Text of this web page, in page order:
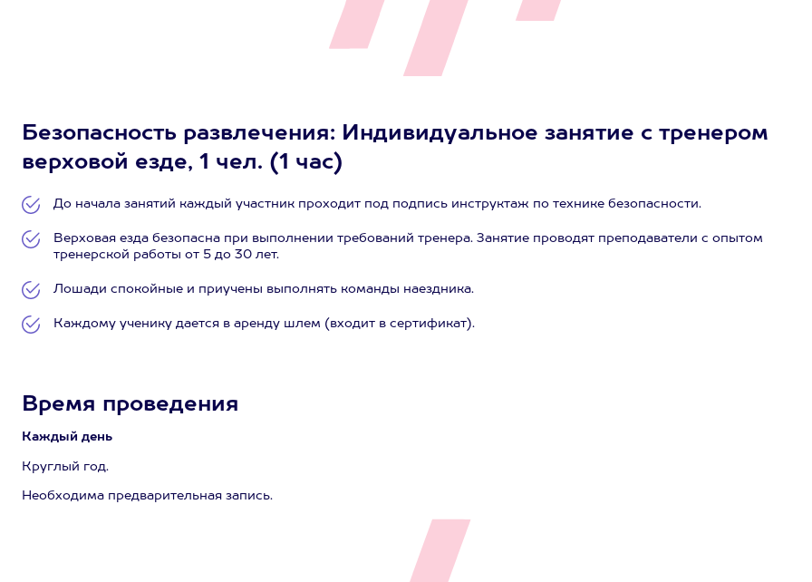
Безопасность развлечения: Индивидуальное занятие с тренером
верховой езде, 1 чел. (1 час)
До начала занятий каждый участник проходит под подпись инструктаж по технике безопасности.
Верховая езда безопасна при выполнении требований тренера. Занятие проводят преподаватели с опытом
тренерской работы от 5 до 30 лет.
Лошади спокойные и приучены выполнять команды наездника.
Каждому ученику дается в аренду шлем (входит в сертификат).
Время проведения
Каждый день
Круглый год.
Необходима предварительная запись.